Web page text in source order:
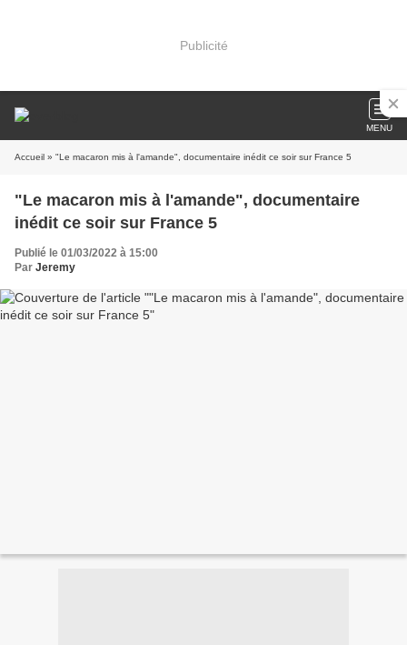
Publicité
MENU
Accueil » "Le macaron mis à l'amande", documentaire inédit ce soir sur France 5
"Le macaron mis à l'amande", documentaire
inédit ce soir sur France 5
Publié le 01/03/2022 à 15:00
Par Jeremy